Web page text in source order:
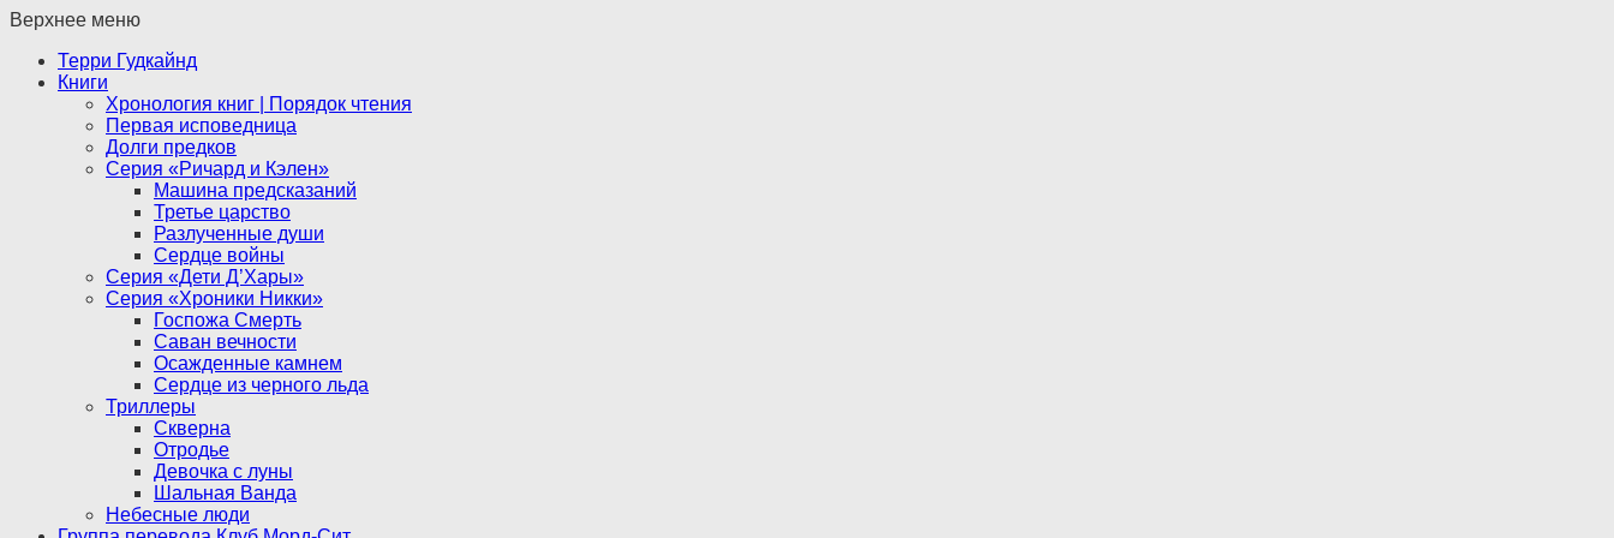
Верхнее меню
Терри Гудкайнд
Книги
Хронология книг | Порядок чтения
Первая исповедница
Долги предков
Серия «Ричард и Кэлен»
Машина предсказаний
Третье царство
Разлученные души
Сердце войны
Серия «Дети Д’Хары»
Серия «Хроники Никки»
Госпожа Смерть
Саван вечности
Осажденные камнем
Сердце из черного льда
Триллеры
Скверна
Отродье
Девочка с луны
Шальная Ванда
Небесные люди